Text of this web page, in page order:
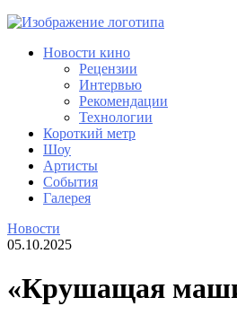
Новости кино
Рецензии
Интервью
Рекомендации
Технологии
Короткий метр
Шоу
Артисты
События
Галерея
Новости
05.10.2025
​«Крушащая